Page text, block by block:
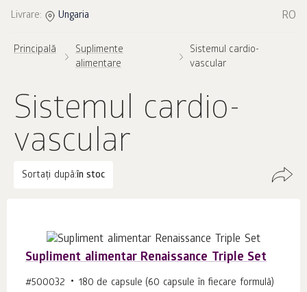
Livrare: Ungaria RO
Principală
Suplimente
alimentare
Sistemul cardio-
vascular
Sistemul cardio-
vascular
Sortați după:în stoc
Supliment alimentar Renaissance Triple Set
#500032 180 de capsule (60 capsule în fiecare formulă)